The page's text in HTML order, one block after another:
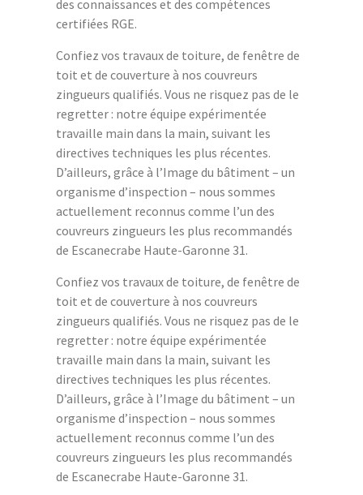
des connaissances et des compétences
certifiées RGE.
Confiez vos travaux de toiture, de fenêtre de
toit et de couverture à nos couvreurs
zingueurs qualifiés. Vous ne risquez pas de le
regretter : notre équipe expérimentée
travaille main dans la main, suivant les
directives techniques les plus récentes.
D’ailleurs, grâce à l’Image du bâtiment – un
organisme d’inspection – nous sommes
actuellement reconnus comme l’un des
couvreurs zingueurs les plus recommandés
de Escanecrabe Haute-Garonne 31.
Confiez vos travaux de toiture, de fenêtre de
toit et de couverture à nos couvreurs
zingueurs qualifiés. Vous ne risquez pas de le
regretter : notre équipe expérimentée
travaille main dans la main, suivant les
directives techniques les plus récentes.
D’ailleurs, grâce à l’Image du bâtiment – un
organisme d’inspection – nous sommes
actuellement reconnus comme l’un des
couvreurs zingueurs les plus recommandés
de Escanecrabe Haute-Garonne 31.